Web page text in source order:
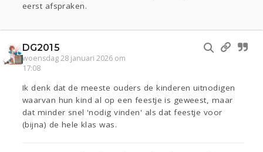
eerst afspraken.
DG2015
woensdag 28 januari 2026 om
17:08
Ik denk dat de meeste ouders de kinderen uitnodigen
waarvan hun kind al op een feestje is geweest, maar
dat minder snel 'nodig vinden' als dat feestje voor
(bijna) de hele klas was.